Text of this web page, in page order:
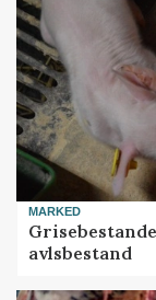
MARKED
avlsbestand